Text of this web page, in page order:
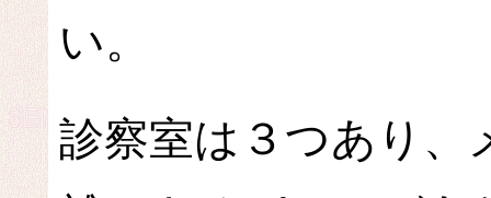
い。
診察室は３つあり、